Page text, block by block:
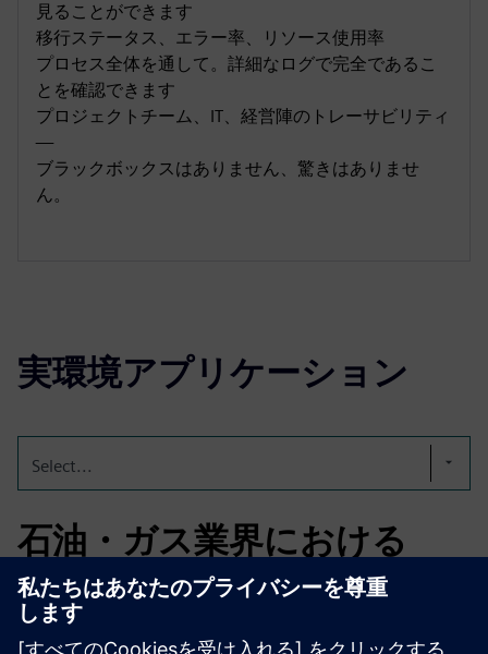
見ることができます
移行ステータス、エラー率、リソース使用率
プロセス全体を通して。詳細なログで完全であるこ
とを確認できます
プロジェクトチーム、IT、経営陣のトレーサビリティ
—
ブラックボックスはありません、驚きはありませ
ん。
実環境アプリケーション
Select...
石油・ガス業界における
PLM移行促進
ある世界的なエネルギー技術リーダーは、Teamcenter